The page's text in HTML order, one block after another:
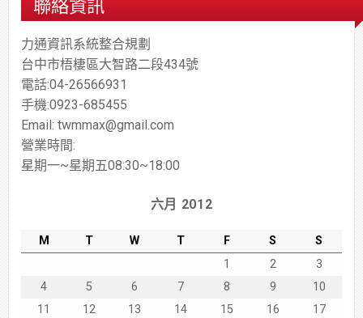
聯絡資訊
力通資訊系統整合規劃
台中市梧棲區大智路二段434號
電話:04-26566931
手機:0923-685455
Email: twmmax@gmail.com
營業時間:
星期一~星期五08:30~18:00
六月 2012
M T W T F S
S
1
2
3
4
5 6 7 8 9
10
11
12 13 14 15 16
17